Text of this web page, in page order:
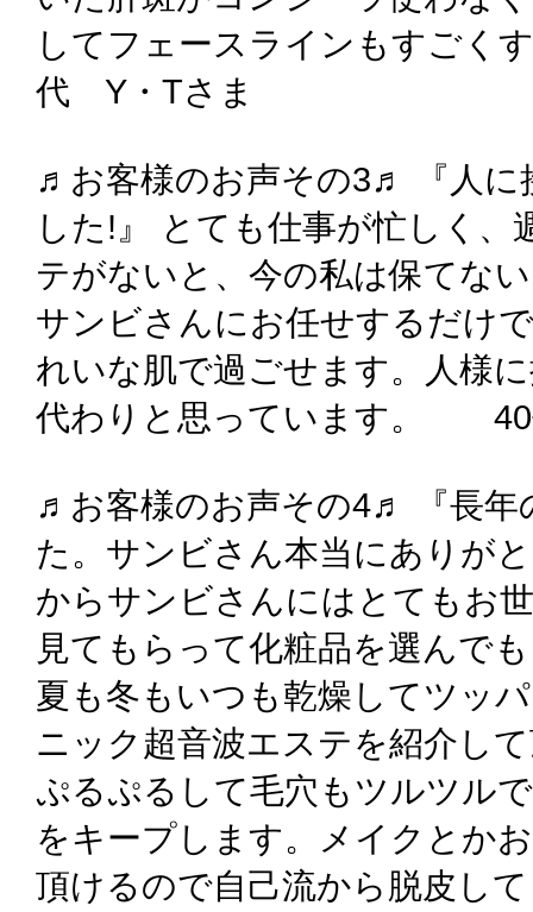
してフェースラインもすごく
代 Y・Tさま
♬お客様のお声その3♬ 『人に
した!』 とても仕事が忙しく
テがないと、今の私は保てな
サンビさんにお任せするだけ
れいな肌で過ごせます。人様
代わりと思っています。
♬お客様のお声その4♬ 『長年
た。サンビさん本当にありが
からサンビさんにはとてもお
見てもらって化粧品を選んで
夏も冬もいつも乾燥してツッ
ニック超音波エステを紹介し
ぷるぷるして毛穴もツルツル
をキープします。メイクとか
頂けるので自己流から脱皮